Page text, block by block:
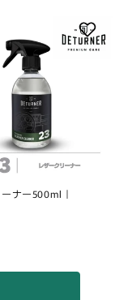
ナー500ml｜